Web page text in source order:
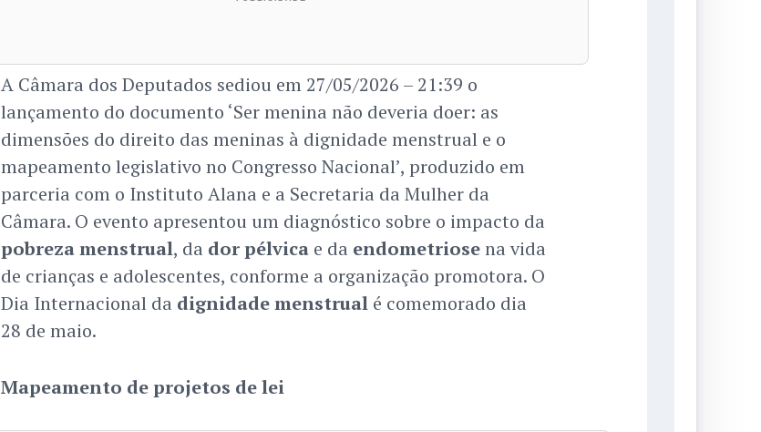
A Câmara dos Deputados sediou em 27/05/2026 – 21:39 o
lançamento do documento ‘Ser menina não deveria doer: as
dimensões do direito das meninas à dignidade menstrual e o
mapeamento legislativo no Congresso Nacional’, produzido em
parceria com o Instituto Alana e a Secretaria da Mulher da
Câmara. O evento apresentou um diagnóstico sobre o impacto da
pobreza menstrual, da dor pélvicae da endometriosena vida
de crianças e adolescentes, conforme a organização promotora. O
Dia Internacional da dignidade menstrualé comemorado dia
28 de maio.
Mapeamento de projetos de lei